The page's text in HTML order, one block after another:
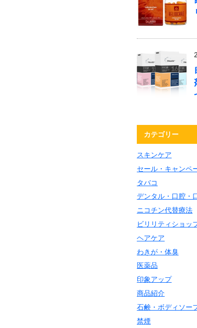
カテゴリー
スキンケア
セール・キャンペ
タバコ
デンタル・口腔・
ニコチン代替療法
ビリリティショッ
ヘアケア
わきが・体臭
医薬品
印象アップ
商品紹介
石鹸・ボディソー
禁煙